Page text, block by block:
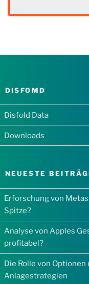
DISFOMD
Disfold Data
Downloads
NEUESTE
Erforschung von
Spitze?
Analyse von Apples
profitabel?
Die Rolle von
Anlagestrategien